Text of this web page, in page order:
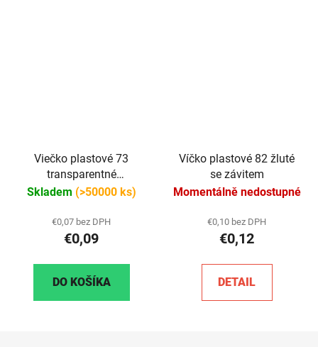
Viečko plastové 73
transparentné
(priehľadné)
Skladem (>50000 ks)
€0,07 bez DPH
€0,09
DO KOŠÍKA
Víčko plastové 82 žluté
se závitem
Momentálně nedostupné
€0,10 bez DPH
€0,12
DETAIL